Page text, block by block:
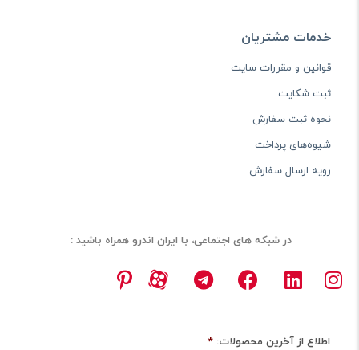
خدمات مشتریان
قوانین و مقررات سایت
ثبت شکایت
نحوه ثبت سفارش
شیوه‌های پرداخت
رویه ارسال سفارش
در شبکه های اجتماعی، با ایران اندرو همراه باشید :
اطلاع از آخرین محصولات: *